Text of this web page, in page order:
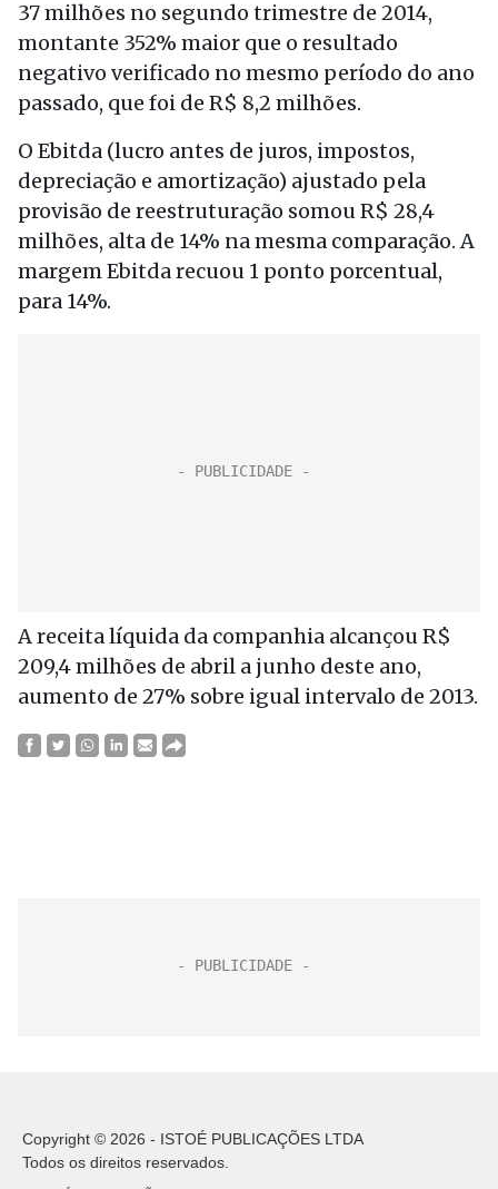
37 milhões no segundo trimestre de 2014,
montante 352% maior que o resultado
negativo verificado no mesmo período do ano
passado, que foi de R$ 8,2 milhões.
O Ebitda (lucro antes de juros, impostos,
depreciação e amortização) ajustado pela
provisão de reestruturação somou R$ 28,4
milhões, alta de 14% na mesma comparação. A
margem Ebitda recuou 1 ponto porcentual,
para 14%.
A receita líquida da companhia alcançou R$
209,4 milhões de abril a junho deste ano,
aumento de 27% sobre igual intervalo de 2013.
Copyright © 2026 - ISTOÉ PUBLICAÇÕES LTDA
Todos os direitos reservados.